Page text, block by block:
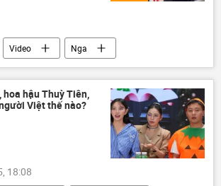
Video
Nga
Đông 2025
Lan phương Tây
hậu Thuỳ Tiên,
Việt thế nào?
18:08